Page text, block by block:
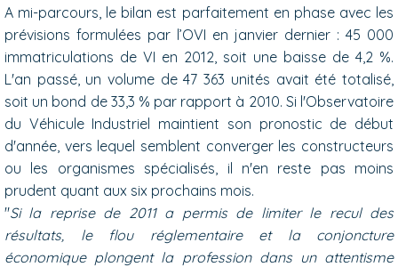
A mi-parcours, le bilan est parfaitement en phase avec les
prévisions formulées par l’OVI en janvier dernier : 45 000
immatriculations de VI en 2012, soit une baisse de 4,2 %.
L'an passé, un volume de 47 363 unités avait été totalisé,
soit un bond de 33,3 % par rapport à 2010. Si l'Observatoire
du Véhicule Industriel maintient son pronostic de début
d'année, vers lequel semblent converger les constructeurs
ou les organismes spécialisés, il n'en reste pas moins
prudent quant aux six prochains mois.
"Si la reprise de 2011 a permis de limiter le recul des
résultats, le flou réglementaire et la conjoncture
économique plongent la profession dans un attentisme